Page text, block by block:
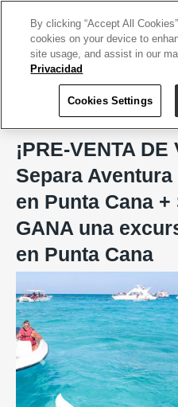
Going Tour Operator
¡PRE-VENTA
Separa
en Punta Cana
GANA una
en Punta Cana
Previous
By clicking “Accept All
cookies on your device to
site usage, and assist in our
Privacidad
Cookies Settings